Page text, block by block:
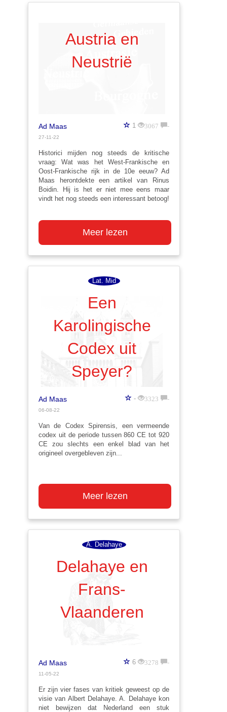
Austria en
Neustrië
Ad Maas
27-11-22
1 3067 -
Historici mijden nog steeds de kritische
vraag: Wat was het West-Frankische en
Oost-Frankische rijk in de 10e eeuw? Ad
Maas herontdekte een artikel van Rinus
Boidin. Hij is het er niet mee eens maar
vindt het nog steeds een interessant betoog!
Meer lezen
Lat. Mid
Een
Karolingische
Codex uit
Speyer?
Ad Maas
06-08-22
- 3323 -
Van de Codex Spirensis, een vermeende
codex uit de periode tussen 860 CE tot 920
CE zou slechts een enkel blad van het
origineel overgebleven zijn...
Meer lezen
A. Delahaye
Delahaye en
Frans-
Vlaanderen
Ad Maas
11-05-22
6 3278 -
Er zijn vier fases van kritiek geweest op de
visie van Albert Delahaye. A. Delahaye kon
niet bewijzen dat Nederland een stuk